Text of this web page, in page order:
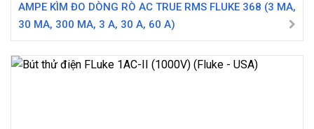
AMPE KÌM ĐO DÒNG RÒ AC TRUE RMS FLUKE 368 (3 MA,
30 MA, 300 MA, 3 A, 30 A, 60 A)